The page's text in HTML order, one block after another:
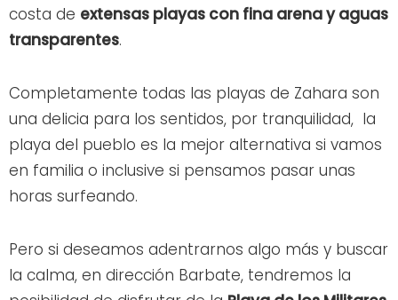
costa de extensas playas con fina arena y aguas
transparentes.
Completamente todas las playas de Zahara son
una delicia para los sentidos, por tranquilidad, la
playa del pueblo es la mejor alternativa si vamos
en familia o inclusive si pensamos pasar unas
horas surfeando.
Pero si deseamos adentrarnos algo más y buscar
la calma, en dirección Barbate, tendremos la